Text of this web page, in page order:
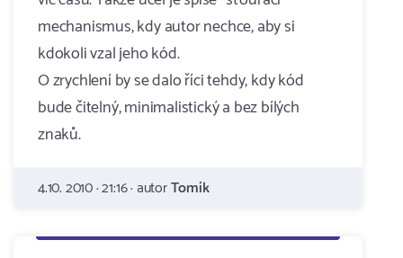
mechanismus, kdy autor nechce, aby si
kdokoli vzal jeho kód.
O zrychlení by se dalo říci tehdy, kdy kód
bude čitelný, minimalistický a bez bílých
znaků.
4.10. 2010 · 21:16 · autorTomík